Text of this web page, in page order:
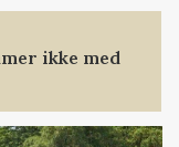
ikke med